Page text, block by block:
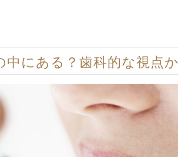
中にある？歯科的な視点